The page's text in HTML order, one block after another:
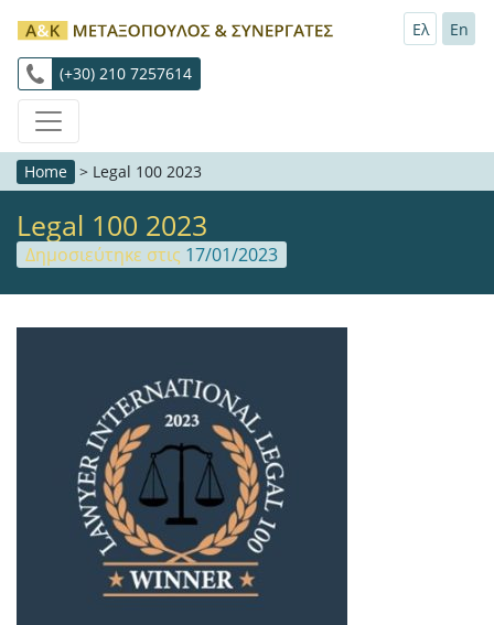
(+30) 210 7257614
Ελ En
Home > Legal 100 2023
Legal 100 2023
Δημοσιεύτηκε στις 17/01/2023